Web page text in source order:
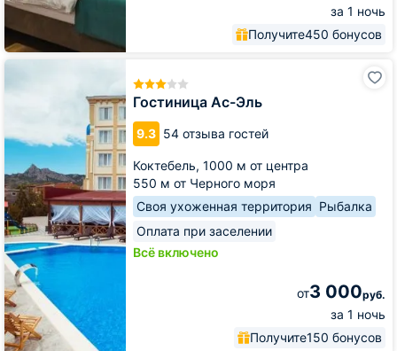
за 1 ночь
Получите450 бонусов
Гостиница Ас-Эль
9.3 54 отзыва гостей
Коктебель, 1000 м от центра
550 м от Черного моря
Своя ухоженная территория Рыбалка
Оплата при заселении
Всё включено
от3 000руб.
за 1 ночь
Получите150 бонусов
Гостиница